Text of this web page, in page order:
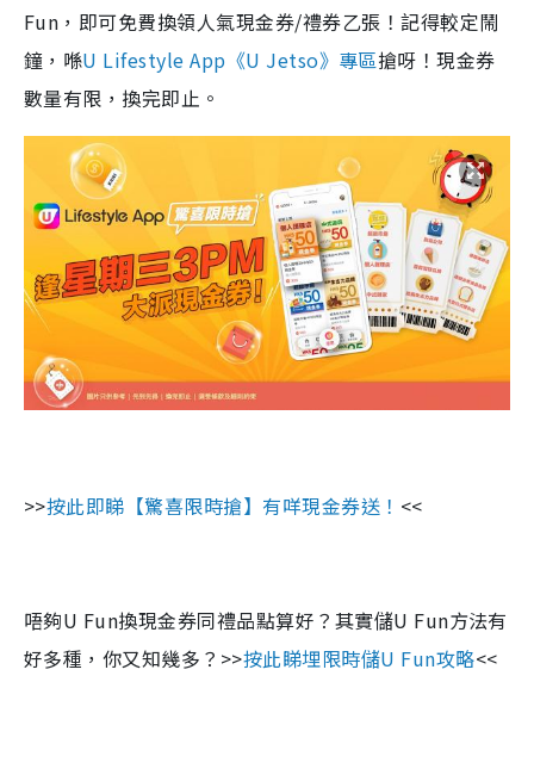
Fun ，即可免費換領人氣現金券/禮券乙張！記得較定鬧
鐘，喺U Lifestyle App 《U Jetso》 專區搶呀！現金券
數量有限，換完即止。
>>按此即睇 【驚喜限時搶】有咩現金券送！ <<
唔夠U Fun換現金券同禮品點算好？其實儲U Fun方法有
好多種，你又知幾多？ >>按此睇埋限時儲U Fun攻略<<